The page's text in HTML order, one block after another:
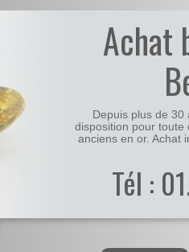
Achat
Depuis plus de
disposition pour toute
anciens en or. Achat
Tél :